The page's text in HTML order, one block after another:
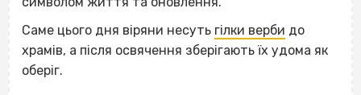
Саме цього дня віряни несуть гілки верби до
храмів, а після освячення зберігають їх удома як
оберіг.